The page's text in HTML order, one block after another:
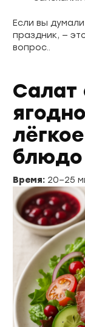
Если вы
праздник, —
вопрос..
Салат
блюдо
Время: 20–25